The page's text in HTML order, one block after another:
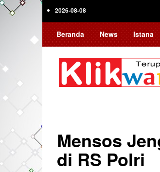
Skip
2026-08-08
Beranda News Istana
Mensos
di RS Polri